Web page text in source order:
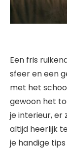
Een fris
sfeer en een
met het
gewoon het
je interieur, er
altijd heerlijk
je handige